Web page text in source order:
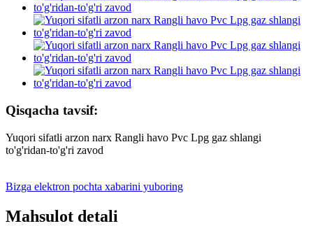
Qisqacha tavsif:
Yuqori sifatli arzon narx Rangli havo Pvc Lpg gaz shlangi
to'g'ridan-to'g'ri zavod
Bizga elektron pochta xabarini yuboring
Mahsulot detali